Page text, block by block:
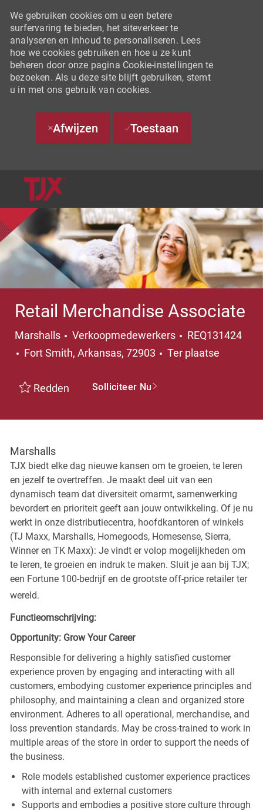
We gebruiken cookies om u een betere
surfervaring te bieden, het siteverkeer te
analyseren en inhoud te personaliseren. Lees
hoe we cookies gebruiken en hoe u ze kunt
beheren door onze pagina Cookie-instellingen te
bezoeken. Als u deze site blijft gebruiken, stemt
u in met ons gebruik van cookies.
Afwijzen Toestaan
Retail Merchandise Associate
Marshalls Categorie
Verkoopmedewerkers
REQ131424
Plaats
Fort Smith, Arkansas, 72903 Ter plaatse
Redden Solliciteer Nu
Marshalls
TJX biedt elke dag nieuwe kansen om te groeien, te leren
en jezelf te overtreffen. Je maakt deel uit van een
dynamisch team dat diversiteit omarmt, samenwerking
bevordert en prioriteit geeft aan jouw ontwikkeling. Of je nu
werkt in onze distributiecentra, hoofdkantoren of winkels
(TJ Maxx, Marshalls, Homegoods, Homesense, Sierra,
Winner en TK Maxx): Je vindt er volop mogelijkheden om
te leren, te groeien en indruk te maken. Sluit je aan bij TJX;
een Fortune 100-bedrijf en de grootste off-price retailer ter
wereld.
Functieomschrijving:
Opportunity: Grow Your Career
Responsible for delivering a highly satisfied customer
experience proven by engaging and interacting with all
customers, embodying customer experience principles and
philosophy, and maintaining a clean and organized store
environment. Adheres to all operational, merchandise, and
loss prevention standards. May be cross-trained to work in
multiple areas of the store in order to support the needs of
the business.
Role models established customer experience practices
with internal and external customers
Supports and embodies a positive store culture through